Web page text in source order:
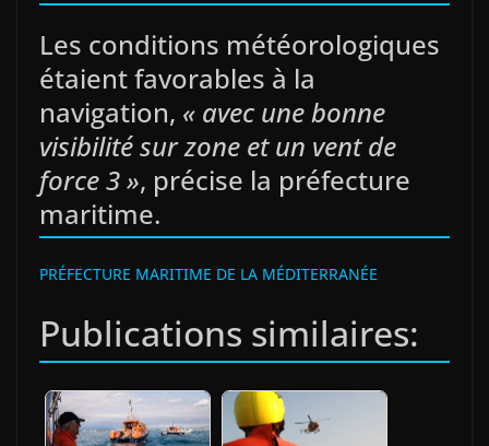
Les conditions météorologiques
étaient favorables à la
navigation, « avec une bonne
visibilité sur zone et un vent de
force 3 », précise la préfecture
maritime.
PRÉFECTURE MARITIME DE LA MÉDITERRANÉE
Publications similaires: